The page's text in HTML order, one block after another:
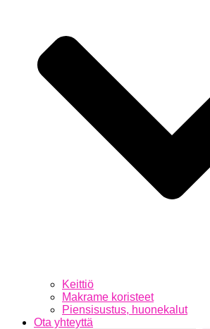
Keittiö
Makrame koristeet
Piensisustus, huonekalut
Ota yhteyttä